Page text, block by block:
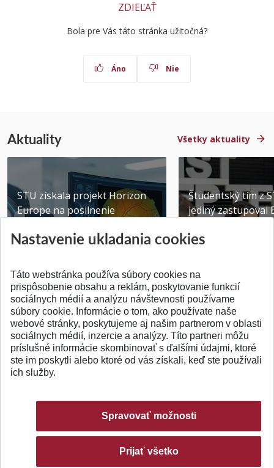
ZDIEĽAŤ
Bola pre Vás táto stránka užitočná?
Áno Nie
Aktuality Všetky aktuality
STU získala projekt Horizon
Europe na posilnenie
Publikované 31.07.2026
Študentský tím z
jediný zastupoval
Publikované
SPÄŤ NA VRCH
Nastavenie ukladania cookies
Táto webstránka používa súbory cookies na
prispôsobenie obsahu a reklám, poskytovanie funkcií
sociálnych médií a analýzu návštevnosti používame
súbory cookie. Informácie o tom, ako používate naše
webové stránky, poskytujeme aj našim partnerom v oblasti
sociálnych médií, inzercie a analýzy. Títo partneri môžu
príslušné informácie skombinovať s ďalšími údajmi, ktoré
ste im poskytli alebo ktoré od vás získali, keď ste používali
ich služby.
Spravovať možnosti
Prijať všetko